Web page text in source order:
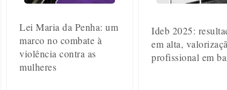
Lei Maria da Penha: um
marco no combate à
violência contra as
mulheres
Ideb 2025:
em alta,
profissional em